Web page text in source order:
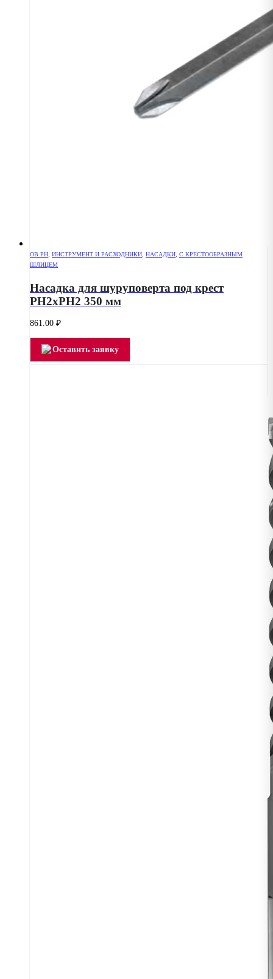
OB PH ИНСТРУМЕНТ И РАСХОДНИКИ НАСАДКИ С КРЕСТООБРАЗНЫМ
ШЛИЦЕМ
Насадка для шуруповерта под крест
РН2хPH2 350 мм
861.00 ₽
Оставить заявку